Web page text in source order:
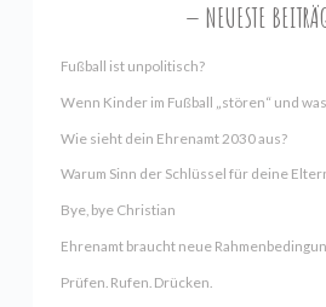
NEUESTE
Fußball ist unpolitisch?
Wenn Kinder im Fußball „stören“ und
Wie sieht dein Ehrenamt 2030 aus?
Warum Sinn der Schlüssel für deine
Bye, bye Christian
Ehrenamt braucht neue
Prüfen. Rufen. Drücken.